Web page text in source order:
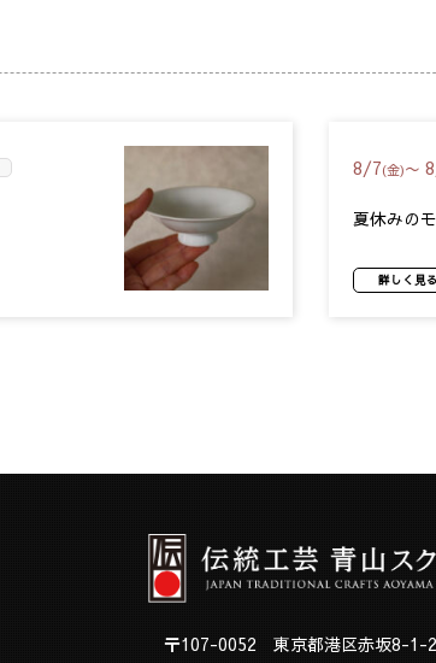
8/7(金)〜 8
夏休みの
詳しく見る
〒107-0052 東京都港区赤坂8-1-